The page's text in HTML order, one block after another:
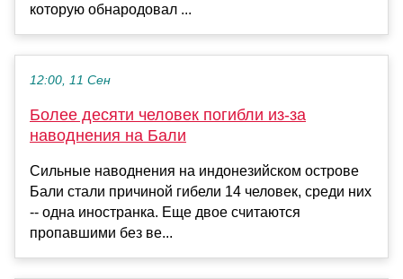
которую обнародовал ...
12:00, 11 Сен
Более десяти человек погибли из-за
наводнения на Бали
Сильные наводнения на индонезийском острове
Бали стали причиной гибели 14 человек, среди них
-- одна иностранка. Еще двое считаются
пропавшими без ве...